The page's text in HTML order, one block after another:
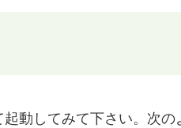
動してみて下さい。次の